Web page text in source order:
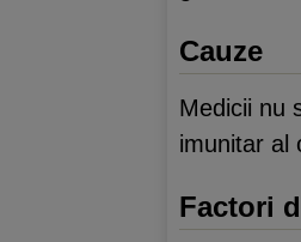
Cauze
Medicii nu
imunitar al
Factori